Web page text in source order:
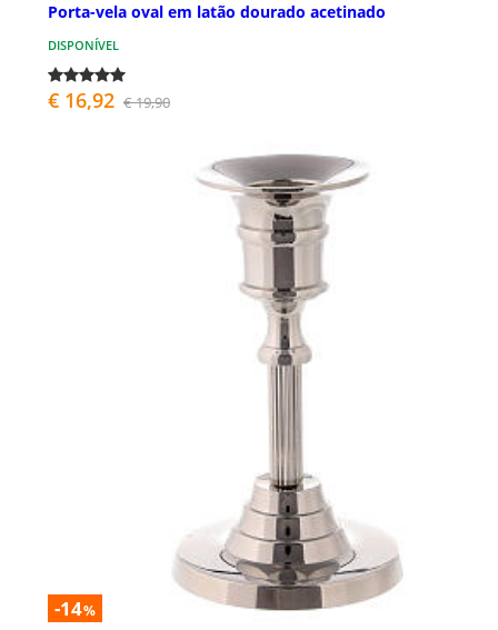
Porta-vela oval em latão dourado acetinado
DISPONÍVEL
€ 16,92 € 19,90
-14%